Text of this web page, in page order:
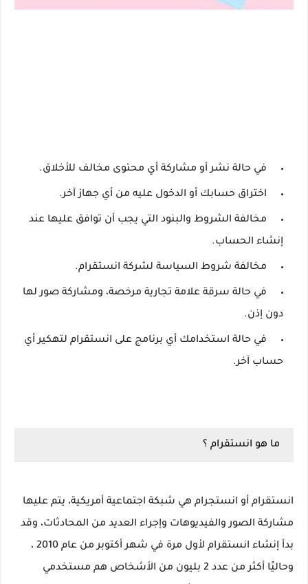
في حالة نشر أو مشاركة أي محتوى مخالف للأخلاق.
اختراق حسابك أو الدخول عليه من أي جهاز آخر.
مخالفة الشروط والبنود التي يجب أن توافق عليها عند
إنشاء الحساب.
مخالفة شروط السياسة لشركة انستقرام.
في حالة سرقة علامة تجارية مرخصة، ومشاركة صور لها
دون إذن.
في حالة استخدامك أي برنامج على انستقرام لتهكير أي
حساب آخر.
ما هو انستقرام ؟
انستقرام أو انستجرام هي شبكة اجتماعية أمريكية، يتم عليها
مشاركة الصور والفيديوهات وإجراء العديد من المحادثات، وقد
بدأ إنشاء انستقرام لأول مرة في شهر أكتوبر من عام 2010 ،
وحاليًا أكثر من عدد 2 بليون من الأشخاص هم مستخدمي